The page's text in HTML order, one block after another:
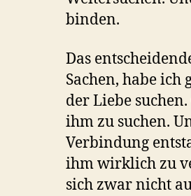
binden.
Das
Sachen, habe ich
der Liebe
ihm zu suchen.
Verbindung
ihm wirklich zu
sich zwar nicht